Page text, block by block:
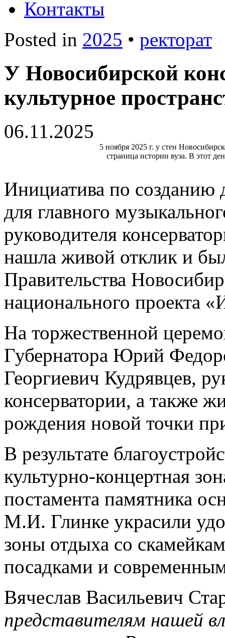
Контакты
Posted in 2025 • ректорат
У Новосибирской
культурное
06.11.2025
5 ноября 2025 г. у стен
страница истории вуза. В этот
Инициатива по созданию
для главного
руководителя
нашла живой отклик и
Правительства
национального проекта
На торжественной
Губернатора Юрий
Георгиевич Кудрявцев,
консерватории, а также
рождения новой точки
В результате
культурно-концертная
постамента памятника
М.И. Глинке украсили
зоны отдыха со
посадками и
Вячеслав Васильевич
представителям нашей